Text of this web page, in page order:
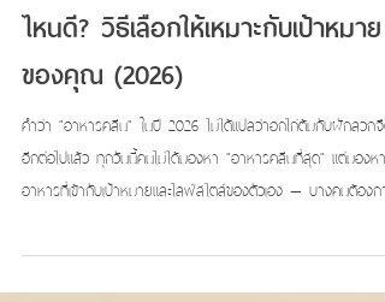
อาหารสุขภาพยุคนี้ โปรตีนไม่ใช่แค่เรื่องของคนเ
ไหนดี? วิธีเลือกให้เหมาะกับเป้าหมาย
ของคุณ (2026)
คำว่า "อาหารคลีน" ในปี 2026 ไม่ได้แปลว่าอกไก่ต้มกับผักลวกจืดๆ
อีกต่อไปแล้ว ทุกวันนี้คนไม่ได้มองหา "อาหารคลีนที่สุด" แต่มองหา
อาหารที่เข้ากับเป้าหมายและไลฟ์สไตล์ของตัวเอง — บางคนต้องการ
อยากกินของจริง (Real Food) ที่ดีต่อร่างกายโดยไม่ทรมานตัวเอง
และไม่ว่าจะสายไหน สิ่งที่ทุกแนวทางมีร่วมกันคือ โปรตีนที่เพียงพอ